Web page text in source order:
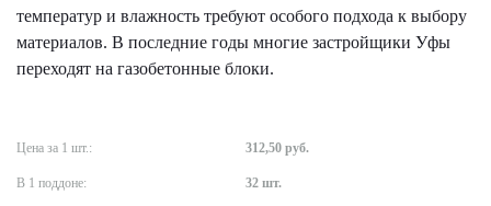
температур и влажность требуют особого подхода к выбору
материалов. В последние годы многие застройщики Уфы
переходят на газобетонные блоки.
Цена за 1 шт.: 312,50 руб.
В 1 поддоне: 32 шт.